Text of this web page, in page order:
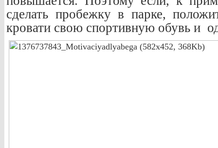
сделать пробежку в парке,
кровати свою спортивную обувь и